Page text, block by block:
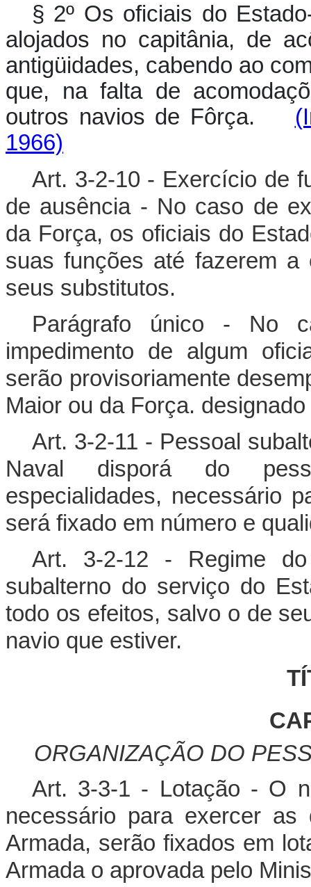
§ 2º Os oficiais do
alojados no capitânia, de
antigüidades, cabendo ao
que, na falta de
outros navios de Fôrça.
1966)
Art. 3-2-10 - Exercício de
de ausência - No caso de
da Força, os oficiais do
suas funções até fazerem
seus substitutos.
Parágrafo único - No
impedimento de algum
serão provisoriamente
Maior ou da Força.
Art. 3-2-11 - Pessoal
Naval disporá do
especialidades, necessário
será fixado em número e
Art. 3-2-12 - Regime
subalterno do serviço do
todo os efeitos, salvo o de
navio que estiver.
ORGANIZAÇÃO DO
Art. 3-3-1 - Lotação - O
necessário para exercer
Armada, serão fixados em
Armada o aprovada pelo